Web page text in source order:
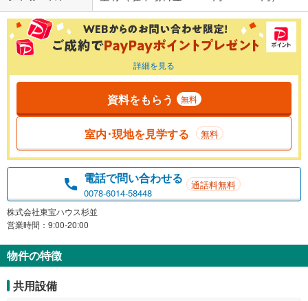
詳細を見る
資料をもらう 無料
室内･現地を見学する 無料
電話で問い合わせる
0078-6014-58448
通話料無料
株式会社東宝ハウス杉並
営業時間：9:00-20:00
物件の特徴
共用設備